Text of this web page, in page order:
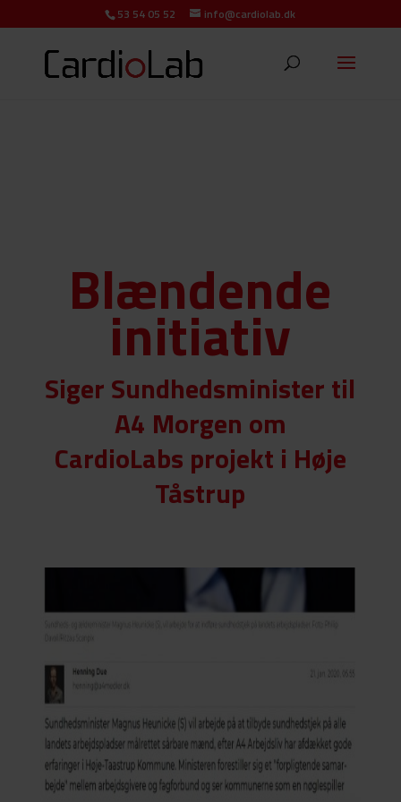
53 54 05 52 info@cardiolab.dk
Blændende
initiativ
Siger Sundhedsminister til
A4 Morgen om
CardioLabs projekt i Høje
Tåstrup